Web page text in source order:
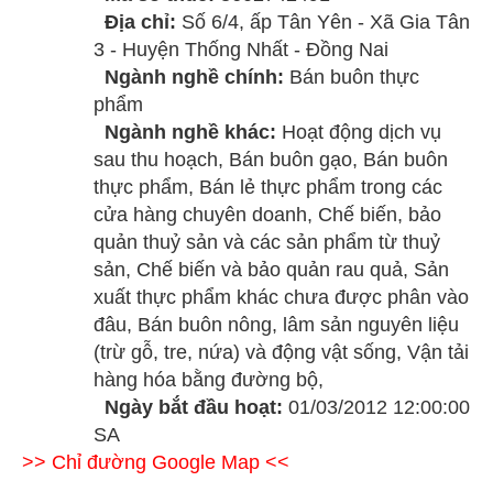
Địa chỉ: Số 6/4, ấp Tân Yên - Xã Gia Tân
3 - Huyện Thống Nhất - Đồng Nai
Ngành nghề chính: Bán buôn thực
phẩm
Ngành nghề khác: Hoạt động dịch vụ
sau thu hoạch, Bán buôn gạo, Bán buôn
thực phẩm, Bán lẻ thực phẩm trong các
cửa hàng chuyên doanh, Chế biến, bảo
quản thuỷ sản và các sản phẩm từ thuỷ
sản, Chế biến và bảo quản rau quả, Sản
xuất thực phẩm khác chưa được phân vào
đâu, Bán buôn nông, lâm sản nguyên liệu
(trừ gỗ, tre, nứa) và động vật sống, Vận tải
hàng hóa bằng đường bộ,
Ngày bắt đầu hoạt: 01/03/2012 12:00:00
SA
>> Chỉ đường Google Map <<